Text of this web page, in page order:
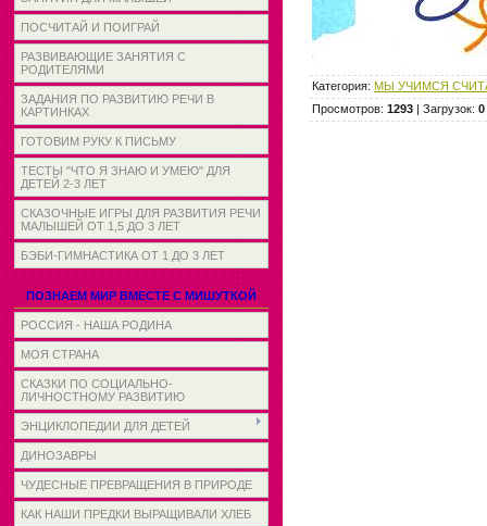
ПОСЧИТАЙ И ПОИГРАЙ
РАЗВИВАЮЩИЕ ЗАНЯТИЯ С
РОДИТЕЛЯМИ
ЗАДАНИЯ ПО РАЗВИТИЮ РЕЧИ В
КАРТИНКАХ
ГОТОВИМ РУКУ К ПИСЬМУ
ТЕСТЫ "ЧТО Я ЗНАЮ И УМЕЮ" ДЛЯ
ДЕТЕЙ 2-3 ЛЕТ
СКАЗОЧНЫЕ ИГРЫ ДЛЯ РАЗВИТИЯ РЕЧИ
МАЛЫШЕЙ ОТ 1,5 ДО 3 ЛЕТ
БЭБИ-ГИМНАСТИКА ОТ 1 ДО 3 ЛЕТ
ПОЗНАЕМ МИР ВМЕСТЕ С МИШУТКОЙ
РОССИЯ - НАША РОДИНА
МОЯ СТРАНА
СКАЗКИ ПО СОЦИАЛЬНО-
ЛИЧНОСТНОМУ РАЗВИТИЮ
ЭНЦИКЛОПЕДИИ ДЛЯ ДЕТЕЙ
ДИНОЗАВРЫ
ЧУДЕСНЫЕ ПРЕВРАЩЕНИЯ В ПРИРОДЕ
КАК НАШИ ПРЕДКИ ВЫРАЩИВАЛИ ХЛЕБ
Категория: МЫ УЧИМСЯ
Просмотров: 1293 | Загрузок: 0